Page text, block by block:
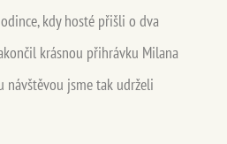
kdy hosté přišli o dva
krásnou přihrávku Milana
návštěvou jsme tak udrželi